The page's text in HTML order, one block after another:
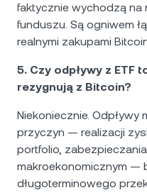
faktycznie wychodzą na
funduszu. Są ogniwem
realnymi zakupami
5. Czy odpływy z ETF
rezygnują z Bitcoin?
Niekoniecznie. Odpływy
przyczyn — realizacji
portfolio,
makroekonomicznym —
długoterminowego